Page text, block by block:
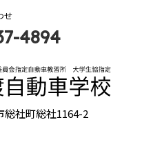
せ
4894
総社町総社1164-2